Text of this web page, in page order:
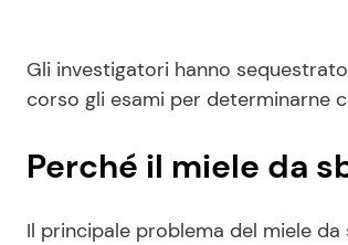
Gli investigatori hanno
corso gli esami per determinarne
Perché il miele da
Il principale problema del miele